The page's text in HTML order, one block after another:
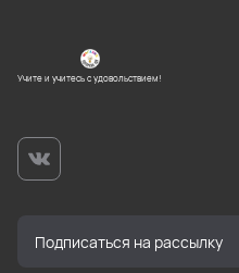
Учите и учитесь с удовольствием!